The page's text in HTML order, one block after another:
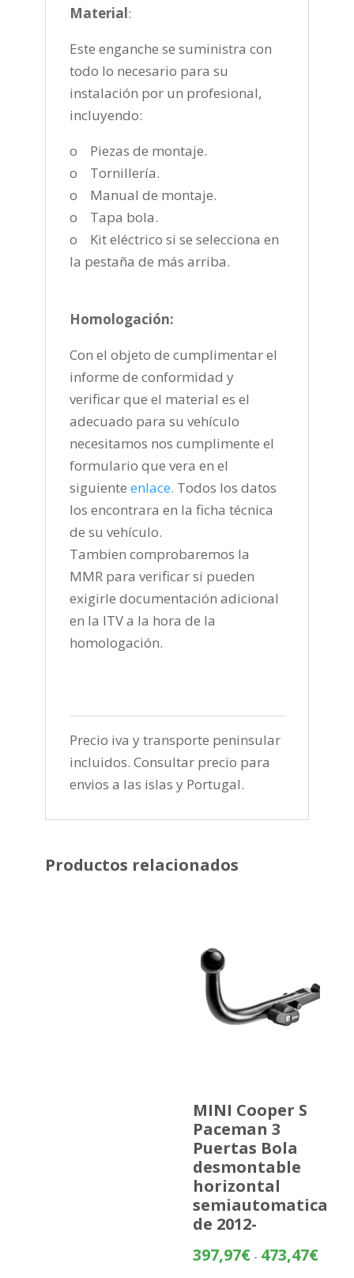
Material:
Este enganche se suministra con
todo lo necesario para su
instalación por un profesional,
incluyendo:
o Piezas de montaje.
o Tornillería.
o Manual de montaje.
o Tapa bola.
o Kit eléctrico si se selecciona en
la pestaña de más arriba.
Homologación:
Con el objeto de cumplimentar el
informe de conformidad y
verificar que el material es el
adecuado para su vehículo
necesitamos nos cumplimente el
formulario que vera en el
siguiente enlace. Todos los datos
los encontrara en la ficha técnica
de su vehículo.
Tambien comprobaremos la
MMR para verificar si pueden
exigirle documentación adicional
en la ITV a la hora de la
homologación.
Precio iva y transporte peninsular
incluidos. Consultar precio para
envios a las islas y Portugal.
Productos relacionados
MINI Cooper S
Paceman 3
Puertas Bola
desmontable
horizontal
semiautomatica
de 2012-
397,97€ - 473,47€Rango